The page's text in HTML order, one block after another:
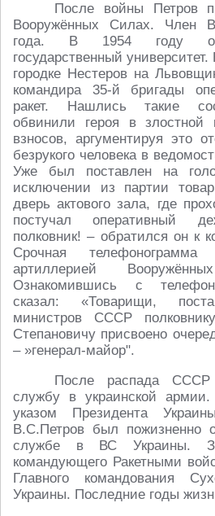
После войны Петров
Вооружённых Силах. Член
года. В 1954 году
государственный
городке Нестеров на
командира 35-й бригады
ракет. Нашлись такие
обвинили героя в злостной
взносов, аргументируя это
безрукого человека в
Уже был поставлен на
исключении из партии
дверь актового зала, где
постучал оперативный
полковник! – обратился он к
Срочная
артиллерией
Ознакомившись с
сказал: «Товарищи,
министров СССР
Степановичу присвоено
– »генерал-майор".
После распада СССР
службу в украинской
указом Президента
В.С.Петров был пожизненно
службе в ВС Украины.
командующего Ракетными
Главного командования
Украины. Последние годы